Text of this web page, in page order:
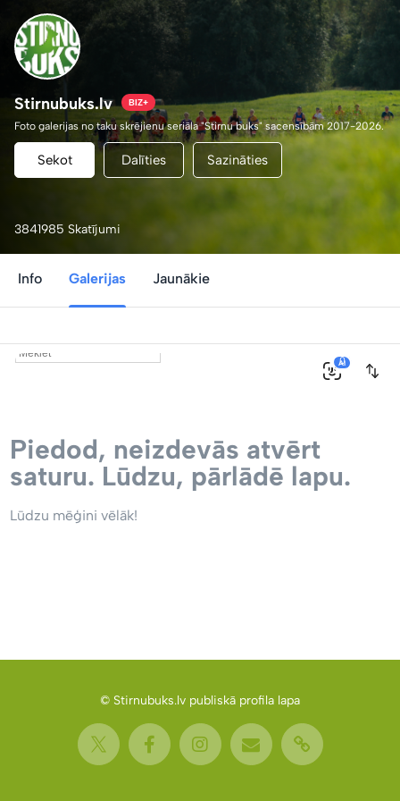
Stirnubuks.lv BIZ+
Foto galerijas no taku skrējienu seriāla "Stirnu buks" sacensībām 2017-2026.
Sekot Dalīties Sazināties
3841985 Skatījumi
Info Galerijas Jaunākie
0
AI
Piedod, neizdevās atvērt
saturu. Lūdzu, pārlādē lapu.
Lūdzu mēģini vēlāk!
© Stirnubuks.lv publiskā profila lapa